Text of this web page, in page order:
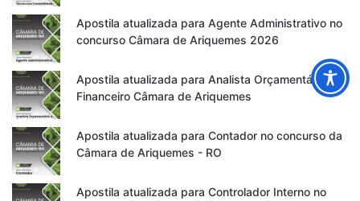
Apostila atualizada para Agente Administrativo no
concurso Câmara de Ariquemes 2026
Apostila atualizada para Analista Orçamentário e
Financeiro Câmara de Ariquemes
Apostila atualizada para Contador no concurso da
Câmara de Ariquemes - RO
Apostila atualizada para Controlador Interno no